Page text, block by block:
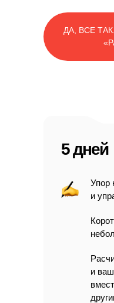
ДА, ВСЕ
5 дней
Упор
и
и